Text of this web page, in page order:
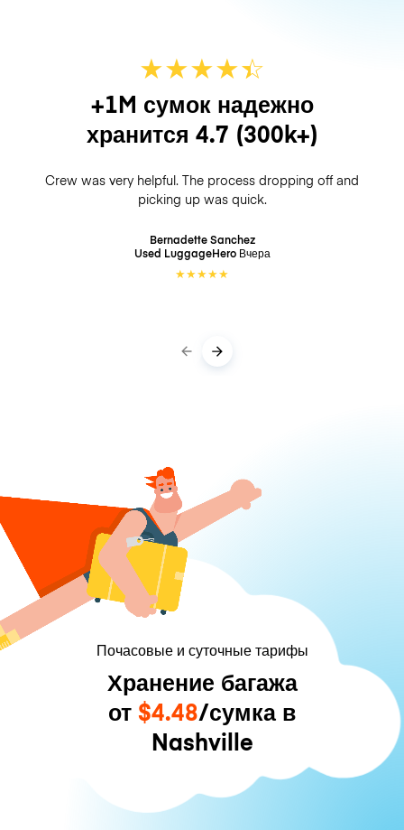
★★★★☆
★
+1M сумок надежно
хранится 4.7 (300k+)
Crew was very helpful. The process dropping off and
picking up was quick.
Bernadette Sanchez
Used LuggageHero Вчера
★★★★★
Почасовые и суточные тарифы
Хранение багажа
от $4.48/сумка в
Nashville